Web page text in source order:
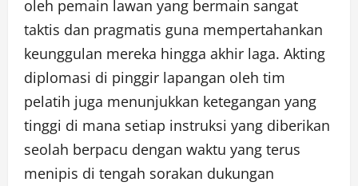
oleh pemain lawan yang bermain sangat
taktis dan pragmatis guna mempertahankan
keunggulan mereka hingga akhir laga. Akting
diplomasi di pinggir lapangan oleh tim
pelatih juga menunjukkan ketegangan yang
tinggi di mana setiap instruksi yang diberikan
seolah berpacu dengan waktu yang terus
menipis di tengah sorakan dukungan